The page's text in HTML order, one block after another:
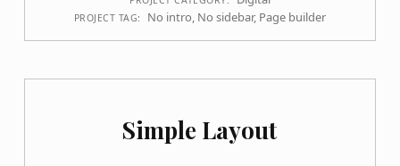
PROJECT TAG: No intro, No sidebar, Page builder
Simple Layout